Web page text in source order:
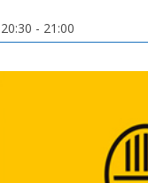
20:30 - 21:00